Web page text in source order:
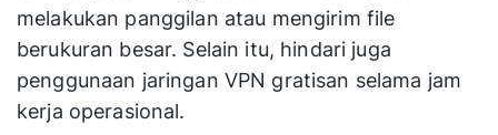
melakukan panggilan atau mengirim file
berukuran besar. Selain itu, hindari juga
penggunaan jaringan VPN gratisan selama jam
kerja operasional.